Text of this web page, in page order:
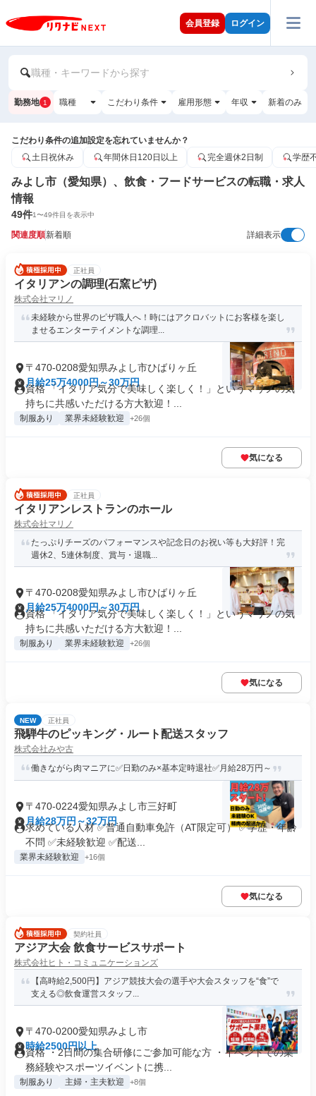
会員登録 ログイン
職種・キーワードから探す
勤務地 1 職種 こだわり条件 雇用形態 年収 新着のみ
こだわり条件の追加設定を忘れていませんか？
土日祝休み
年間休日120日以上 完全週休2日制 学歴
みよし市（愛知県）、飲食・フードサービスの転職・求人
情報
49件1〜49件目を表示中
関連度順新着順 詳細表示
正社員
イタリアンの調理(石窯ピザ)
株式会社マリノ
未経験から世界のピザ職人へ！時にはアクロバットにお客様を楽し
ませるエンターテイメントな調理...
〒470-0208愛知県みよし市ひばりヶ丘
月給25万4000円～30万円
資格 「イタリア気分で美味しく楽しく！」というマリノの気
持ちに共感いただける方大歓迎！...
制服あり 業界未経験歓迎 +26個
気になる
正社員
イタリアンレストランのホール
株式会社マリノ
たっぷりチーズのパフォーマンスや記念日のお祝い等も大好評！完
週休2、5連休制度、賞与・退職...
〒470-0208愛知県みよし市ひばりヶ丘
月給25万4000円～30万円
資格 「イタリア気分で美味しく楽しく！」というマリノの気
持ちに共感いただける方大歓迎！...
制服あり 業界未経験歓迎 +26個
気になる
NEW 正社員
飛騨牛のピッキング・ルート配送スタッフ
株式会社みや古
働きながら肉マニアに✅日勤のみ×基本定時退社✅月給28万円～
〒470-0224愛知県みよし市三好町
月給28万円～32万円
求めている人材 ✅普通自動車免許（AT限定可） ✅学歴・年齢
不問 ✅未経験歓迎 ✅配送...
業界未経験歓迎 +16個
気になる
契約社員
アジア大会 飲食サービスサポート
株式会社ヒト・コミュニケーションズ
【高時給2,500円】アジア競技大会の選手や大会スタッフを“食”で
支える◎飲食運営スタッフ...
〒470-0200愛知県みよし市
時給2500円以上
資格 ・2日間の集合研修にご参加可能な方 ・イベントでの業
務経験やスポーツイベントに携...
制服あり 主婦・主夫歓迎 +8個